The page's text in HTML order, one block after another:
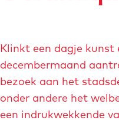
s
o
n
-
o
t
e
a
f
c
Klinkt een dagje kunst
decembermaand
bezoek aan het
onder andere het
een indrukwekkende